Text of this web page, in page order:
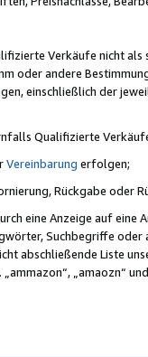
Verkäufe nicht
oder andere
einschließlich der
Qualifizierte
Vereinbarung erfolgen;
Rückgabe oder
eine Anzeige auf
Suchbegriffe
abschließende Liste
„amaozn“